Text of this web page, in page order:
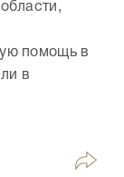
помощь в
в